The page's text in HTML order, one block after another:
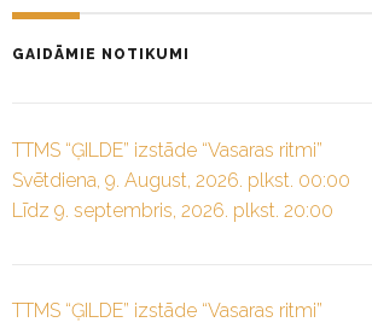
GAIDĀMIE NOTIKUMI
TTMS “ĢILDE” izstāde “Vasaras ritmi”
Svētdiena, 9. August, 2026. plkst. 00:00
Līdz 9. septembris, 2026. plkst. 20:00
TTMS “ĢILDE” izstāde “Vasaras ritmi”